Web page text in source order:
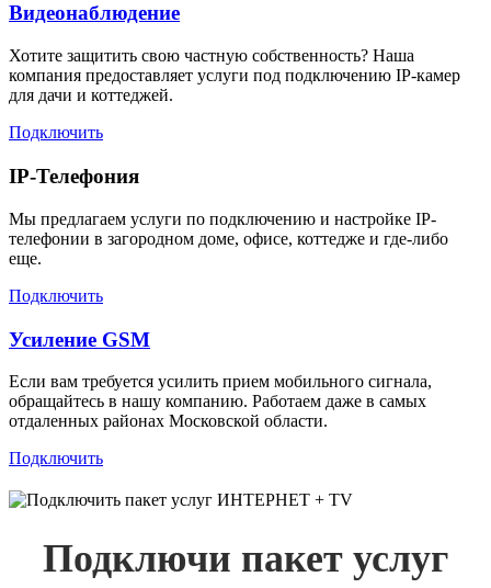
Видеонаблюдение
Хотите защитить свою частную собственность? Наша
компания предоставляет услуги под подключению IP-камер
для дачи и коттеджей.
Подключить
IP-Телефония
Мы предлагаем услуги по подключению и настройке IP-
телефонии в загородном доме, офисе, коттедже и где-либо
еще.
Подключить
Усиление GSM
Если вам требуется усилить прием мобильного сигнала,
обращайтесь в нашу компанию. Работаем даже в самых
отдаленных районах Московской области.
Подключить
Подключи пакет услуг